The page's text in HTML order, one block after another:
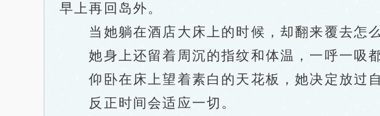
早上再回岛外。
当她躺在酒店大床上的时候，却翻来覆去怎么
她身上还留着周沉的指纹和体温，一呼一吸都
仰卧在床上望着素白的天花板，她决定放过自
反正时间会适应一切。